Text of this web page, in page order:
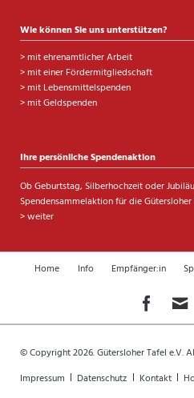
Wie können Sie uns unterstützen?
>mit ehrenamtlicher Arbeit
>mit einer Fördermitgliedschaft
>mit Lebensmittelspenden
>mit Geldspenden
Ihre persönliche Spendenaktion
Ob Geburtstag, Silberhochzeit oder
Spendensammelaktion für die Gütersloher
> weiter
Navigation
Home Info Empfänger:in
© Copyright 2026. Gütersloher Tafel e.V.
Navigation
Impressum Datenschutz Kontakt